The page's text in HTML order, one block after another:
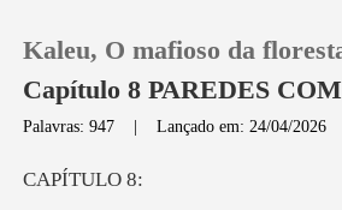
Kaleu, O mafioso da
Capítulo 8 PAREDES
Palavras: 947 |Lançado em: 24/04/2026
TULO